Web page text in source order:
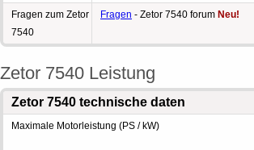
Fragen zum Zetor
7540
Fragen - Zetor 7540 forum Neu!
Zetor 7540 Leistung
Zetor 7540 technische daten
Maximale Motorleistung (PS / kW)